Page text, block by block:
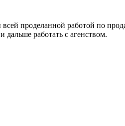
проделанной работой по
работать с агенством.